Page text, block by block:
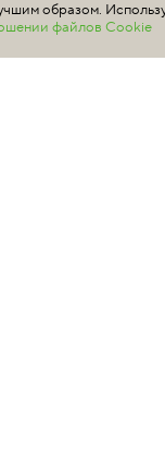
образом.
файлов Cookie